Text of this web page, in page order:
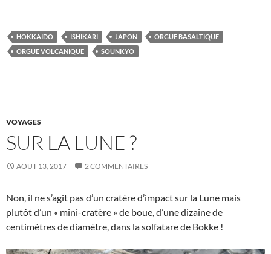
HOKKAIDO ISHIKARI JAPON
ORGUE BASALTIQUE
ORGUE VOLCANIQUE
SOUNKYO
VOYAGES
SUR LA LUNE ?
AOÛT 13, 2017 2 COMMENTAIRES
Non, il ne s’agit pas d’un cratère d’impact sur la Lune mais
plutôt d’un « mini-cratère » de boue, d’une dizaine de
centimètres de diamètre, dans la solfatare de Bokke !